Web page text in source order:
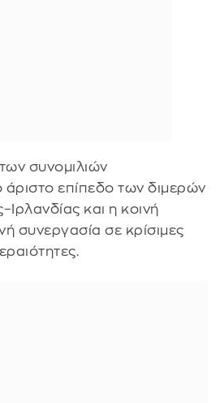
συνομιλιών
άριστο επίπεδο των διμερών
και η κοινή
συνεργασία σε κρίσιμες